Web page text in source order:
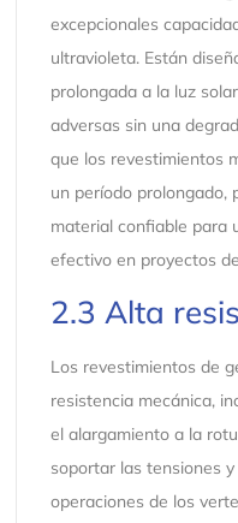
excepcionales
ultravioleta. Están
prolongada a la luz
adversas sin una
que los revestimientos
un período prolongado,
material confiable para
efectivo en proyectos
2.3 Alta
Los revestimientos de
resistencia mecánica,
el alargamiento a la
soportar las tensiones
operaciones de los